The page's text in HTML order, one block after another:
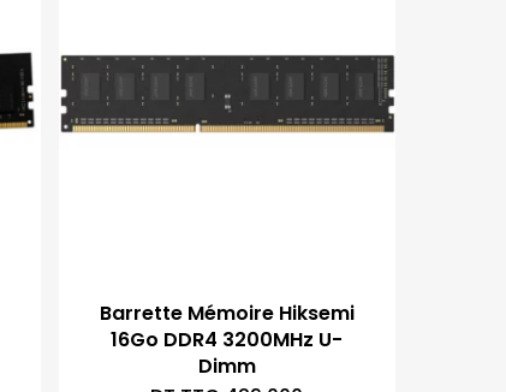
Barrette Mémoire Hiksemi
16Go DDR4 3200MHz U-
Dimm